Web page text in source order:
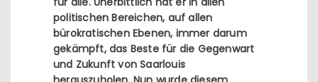
politischen Bereichen, auf allen
bürokratischen Ebenen, immer darum
gekämpft, das Beste für die Gegenwart
und Zukunft von Saarlouis